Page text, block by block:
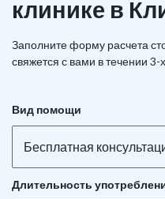
клинике в
Заполните форму расчета
свяжется с вами в течении 3-
Вид помощи
Бесплатная
Длительность